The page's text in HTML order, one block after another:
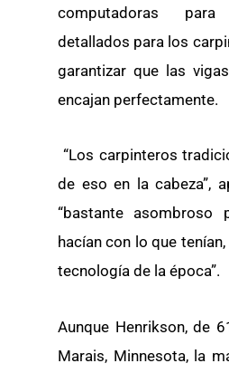
computadoras
detallados para los
garantizar que las
encajan perfectamente.
“Los carpinteros
de eso en la cabeza”,
“bastante
hacían con lo que
tecnología de la época”.
Aunque Henrikson, de
Marais, Minnesota, la